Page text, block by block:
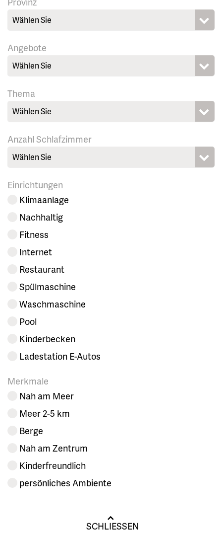
Wählen Sie
Angebote
Wählen Sie
Thema
Wählen Sie
Anzahl Schlafzimmer
Wählen Sie
Einrichtungen
Klimaanlage
Nachhaltig
Fitness
Internet
Restaurant
Spülmaschine
Waschmaschine
Pool
Kinderbecken
Ladestation E-Autos
Merkmale
Nah am Meer
Meer 2-5 km
Berge
Nah am Zentrum
Kinderfreundlich
persönliches Ambiente
SCHLIESSEN